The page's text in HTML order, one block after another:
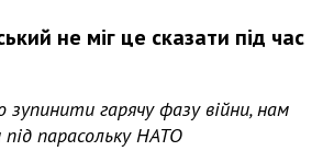
не міг це сказати під час
гарячу фазу війни, нам
парасольку НАТО